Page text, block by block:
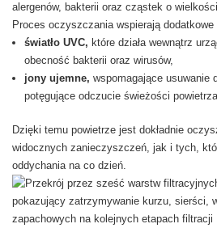
alergenów, bakterii oraz cząstek o
Proces oczyszczania wspierają dodatkowe
światło UVC, które działa wewnątrz
obecność bakterii oraz wirusów,
jony ujemne, wspomagające usuwanie
potęgujące odczucie świeżości
Dzięki temu powietrze jest dokładnie
widocznych zanieczyszczeń, jak i tych,
oddychania na co dzień.